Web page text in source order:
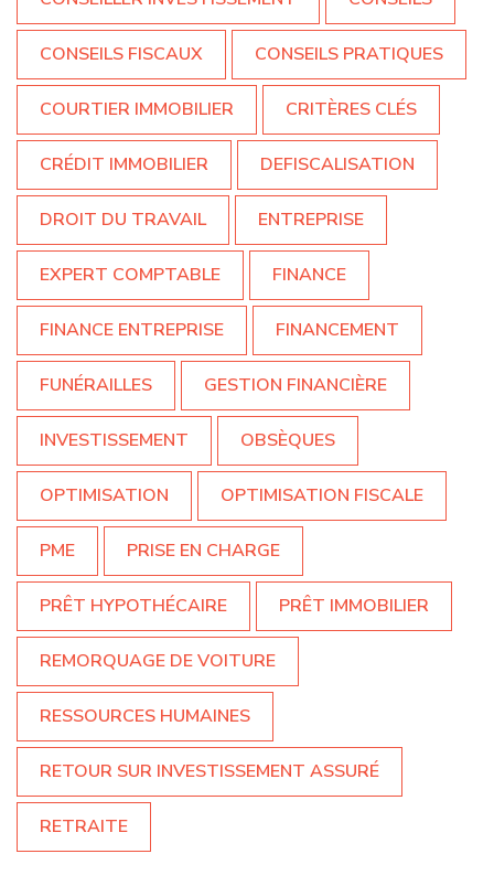
CONSEILS FISCAUX CONSEILS PRATIQUES
COURTIER IMMOBILIER CRITÈRES CLÉS
CRÉDIT IMMOBILIER DEFISCALISATION
DROIT DU TRAVAIL ENTREPRISE
EXPERT COMPTABLE FINANCE
FINANCE ENTREPRISE FINANCEMENT
FUNÉRAILLES GESTION FINANCIÈRE
INVESTISSEMENT OBSÈQUES
OPTIMISATION OPTIMISATION FISCALE
PME PRISE EN CHARGE
PRÊT HYPOTHÉCAIRE PRÊT IMMOBILIER
REMORQUAGE DE VOITURE
RESSOURCES HUMAINES
RETOUR SUR INVESTISSEMENT ASSURÉ
RETRAITE